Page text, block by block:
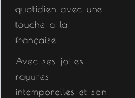
quotidien avec une
touche a la
française.
Avec ses jolies
rayures
intemporelles et son